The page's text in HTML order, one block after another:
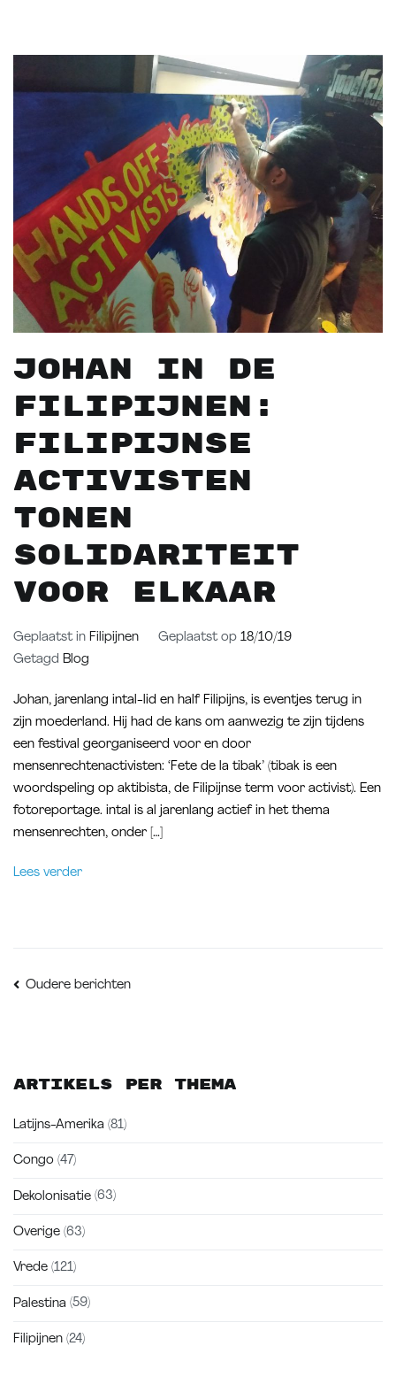
JOHAN IN DE
FILIPIJNEN:
Filipijnse
activisten
tonen
solidariteit
voor elkaar
Geplaatst in Filipijnen Geplaatst op 18/10/19
Getagd Blog
Johan, jarenlang intal-lid en half Filipijns, is eventjes terug in
zijn moederland. Hij had de kans om aanwezig te zijn tijdens
een festival georganiseerd voor en door
mensenrechtenactivisten: ‘Fete de la tibak’ (tibak is een
woordspeling op aktibista, de Filipijnse term voor activist). Een
fotoreportage. intal is al jarenlang actief in het thema
mensenrechten, onder […]
Lees verder
Oudere berichten
Artikels per thema
Latijns-Amerika (81)
Congo (47)
Dekolonisatie (63)
Overige (63)
Vrede (121)
Palestina (59)
Filipijnen (24)